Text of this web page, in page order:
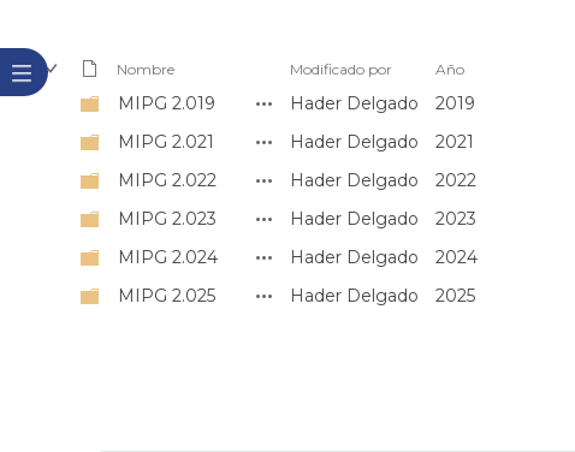
Nombre Modificado por Año
MIPG 2.019 Hader Delgado
2019
MIPG 2.021
Hader Delgado
2021
MIPG 2.022
Hader Delgado
2022
MIPG 2.023
Hader Delgado
2023
MIPG 2.024
Hader Delgado
2024
MIPG 2.025
Hader Delgado 2025